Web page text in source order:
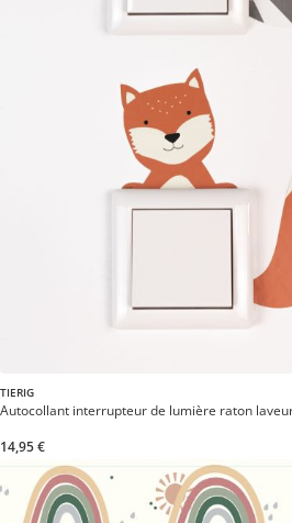
TIERIG
Autocollant interrupteur de lumière raton
14,95 €